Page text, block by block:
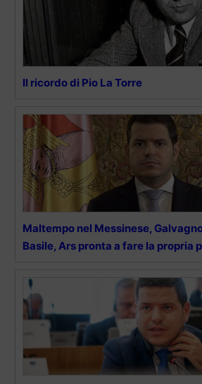
Il ricordo di Pio La Torre
Maltempo nel Messinese,
Basile, Ars pronta a fare la propria